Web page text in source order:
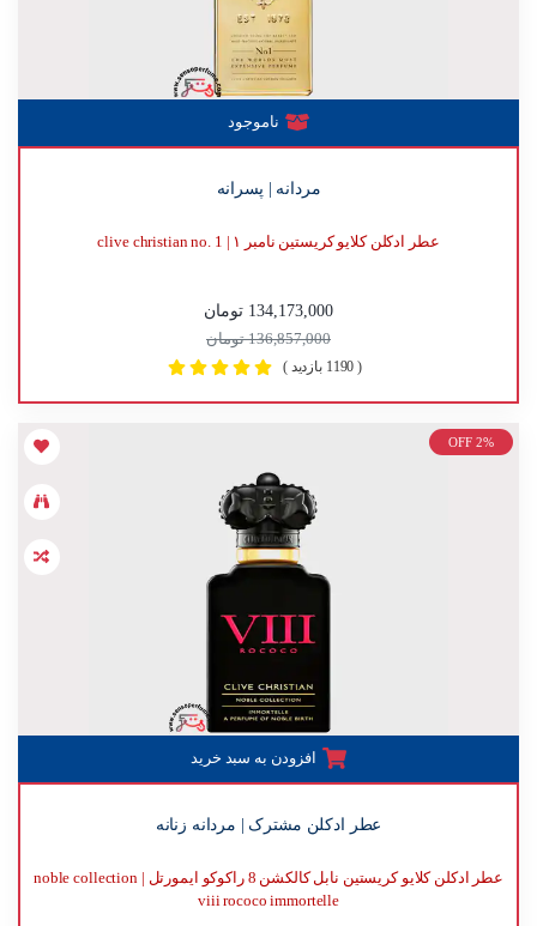
ناموجود
مردانه | پسرانه
عطر ادکلن کلایو کریستین نامبر ۱ | clive christian no. 1
134,173,000 تومان
136,857,000 تومان
( 1190 بازدید )
OFF 2%
افزودن به سبد خرید
عطر ادکلن مشترک | مردانه زنانه
عطر ادکلن کلایو کریستین نابل کالکشن 8 راکوکو ایمورتل | noble collection
viii rococo immortelle